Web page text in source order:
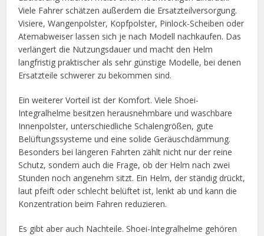
Viele Fahrer schätzen außerdem die Ersatzteilversorgung.
Visiere, Wangenpolster, Kopfpolster, Pinlock-Scheiben oder
Atemabweiser lassen sich je nach Modell nachkaufen. Das
verlängert die Nutzungsdauer und macht den Helm
langfristig praktischer als sehr günstige Modelle, bei denen
Ersatzteile schwerer zu bekommen sind.
Ein weiterer Vorteil ist der Komfort. Viele Shoei-
Integralhelme besitzen herausnehmbare und waschbare
Innenpolster, unterschiedliche Schalengrößen, gute
Belüftungssysteme und eine solide Geräuschdämmung.
Besonders bei längeren Fahrten zählt nicht nur der reine
Schutz, sondern auch die Frage, ob der Helm nach zwei
Stunden noch angenehm sitzt. Ein Helm, der ständig drückt,
laut pfeift oder schlecht belüftet ist, lenkt ab und kann die
Konzentration beim Fahren reduzieren.
Es gibt aber auch Nachteile. Shoei-Integralhelme gehören